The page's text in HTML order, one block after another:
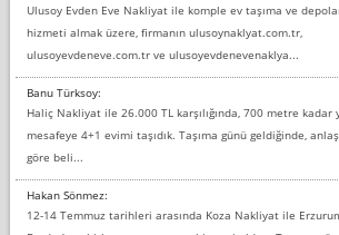
Ulusoy Evden Eve Nakliyat ile komple ev taşıma ve
hizmeti almak üzere, firmanın ulusoynaklyat.com.tr,
ulusoyevdeneve.com.tr ve ulusoyevdenevenaklya...
Banu Türksoy:
Haliç Nakliyat ile 26.000 TL karşılığında, 700 metre kadar
mesafeye 4+1 evimi taşıdık. Taşıma günü geldiğinde,
göre beli...
Hakan Sönmez:
12-14 Temmuz tarihleri arasında Koza Nakliyat ile